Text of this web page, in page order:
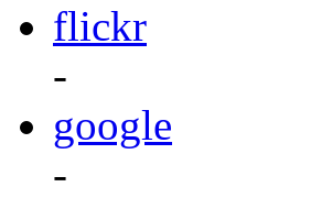
flickr
-
google
-